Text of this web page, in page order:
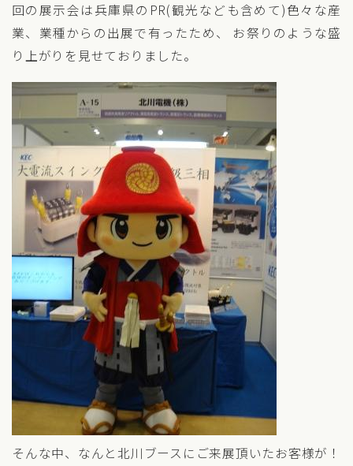
回の展示会は兵庫県のPR(観光なども含めて)色々な産
業、業種からの出展で有ったため、
お祭りのような盛
り上がりを見せておりました。
そんな中、なんと北川ブースにご来展頂いたお客様が！